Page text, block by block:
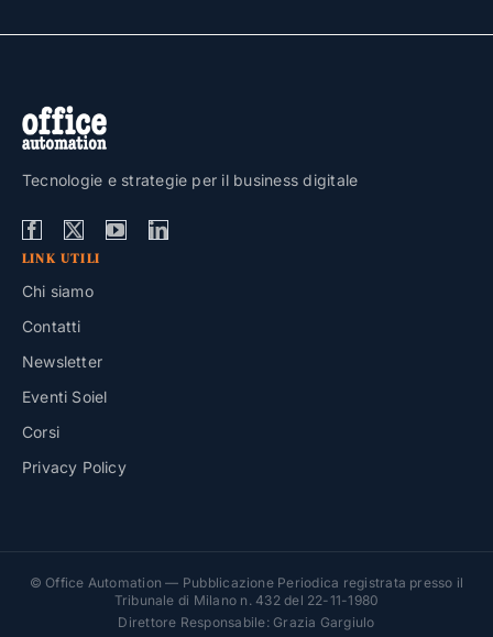
Tecnologie e strategie per il business digitale
LINK UTILI
Chi siamo
Contatti
Newsletter
Eventi Soiel
Corsi
Privacy Policy
© Office Automation — Pubblicazione Periodica registrata presso il
Tribunale di Milano n. 432 del 22-11-1980
Direttore Responsabile: Grazia Gargiulo